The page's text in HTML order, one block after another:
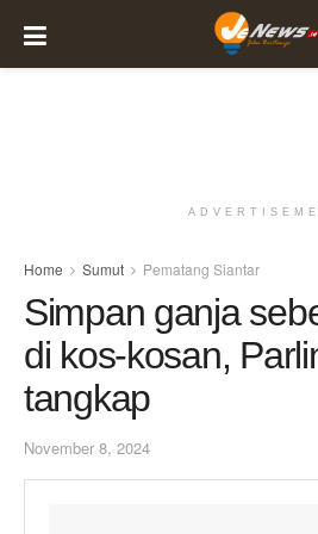
Home Sumut Pematang Siantar
Simpan ganja
di kos-kosan,
tangkap
November 8, 2024